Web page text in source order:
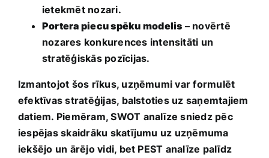
ietekmēt nozari.
Portera piecu spēku modelis – ​novērtē
nozares konkurences intensitāti un
stratēģiskās pozīcijas.
Izmantojot‌ šos rīkus, uzņēmumi var formulēt
efektīvas stratēģijas, balstoties uz saņemtajiem
datiem. Piemēram, SWOT analīze sniedz pēc
iespējas skaidrāku skatījumu uz uzņēmuma
iekšējo un ārējo vidi, bet PEST analīze palīdz